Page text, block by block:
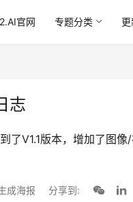
官网 专题分类
志
了V1.1版本，增加了图
成海报 分享到: